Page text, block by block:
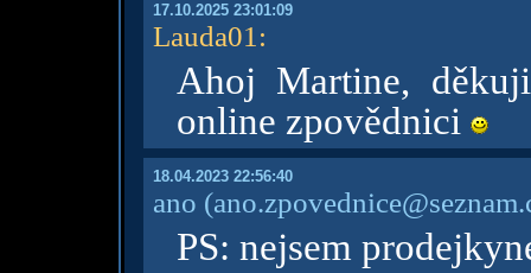
17.10.2025 23:01:09
Lauda01 :
Ahoj Martine,
online zpovědnici
18.04.2023 22:56:40
ano
PS: nejsem